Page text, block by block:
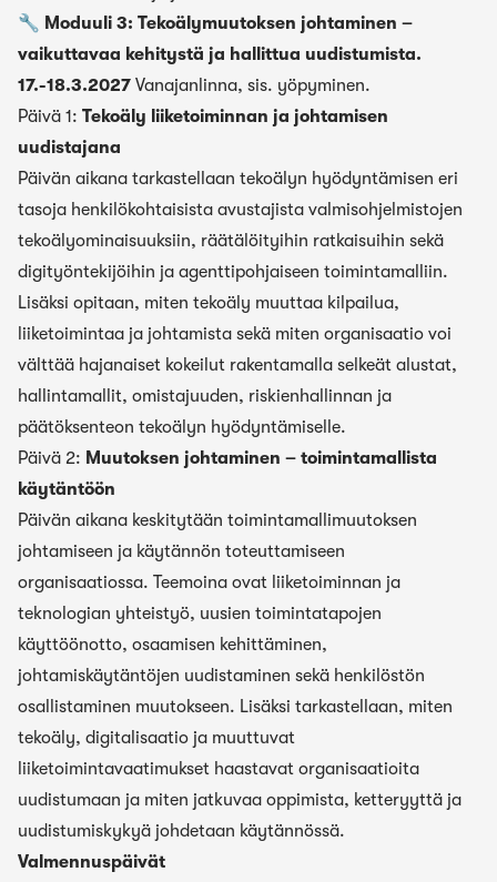
🔧 Moduuli 3: Tekoälymuutoksen johtaminen –
vaikuttavaa kehitystä ja hallittua uudistumista.
17.-18.3.2027 Vanajanlinna, sis. yöpyminen.
Päivä 1: Tekoäly liiketoiminnan ja johtamisen
uudistajana
Päivän aikana tarkastellaan tekoälyn hyödyntämisen eri
tasoja henkilökohtaisista avustajista valmisohjelmistojen
tekoälyominaisuuksiin, räätälöityihin ratkaisuihin sekä
digityöntekijöihin ja agenttipohjaiseen toimintamalliin.
Lisäksi opitaan, miten tekoäly muuttaa kilpailua,
liiketoimintaa ja johtamista sekä miten organisaatio voi
välttää hajanaiset kokeilut rakentamalla selkeät alustat,
hallintamallit, omistajuuden, riskienhallinnan ja
päätöksenteon tekoälyn hyödyntämiselle.
Päivä 2: Muutoksen johtaminen – toimintamallista
käytäntöön
Päivän aikana keskitytään toimintamallimuutoksen
johtamiseen ja käytännön toteuttamiseen
organisaatiossa. Teemoina ovat liiketoiminnan ja
teknologian yhteistyö, uusien toimintatapojen
käyttöönotto, osaamisen kehittäminen,
johtamiskäytäntöjen uudistaminen sekä henkilöstön
osallistaminen muutokseen. Lisäksi tarkastellaan, miten
tekoäly, digitalisaatio ja muuttuvat
liiketoimintavaatimukset haastavat organisaatioita
uudistumaan ja miten jatkuvaa oppimista, ketteryyttä ja
uudistumiskykyä johdetaan käytännössä.
Valmennuspäivät